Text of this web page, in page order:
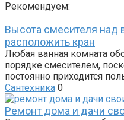
Рекомендуем:
Высота смесителя над
расположить кран
Любая ванная комната
порядке смесителем,
постоянно приходится
Сантехника 0
Ремонт дома и дачи